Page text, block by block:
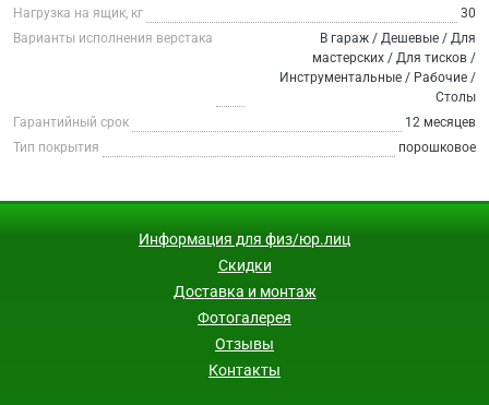
Нагрузка на ящик, кг
30
Варианты исполнения верстака
В гараж / Дешевые / Для
мастерских / Для тисков /
Инструментальные / Рабочие /
Столы
Гарантийный срок
12 месяцев
Тип покрытия
порошковое
Информация для физ/юр.лиц
Скидки
Доставка и монтаж
Фотогалерея
Отзывы
Контакты